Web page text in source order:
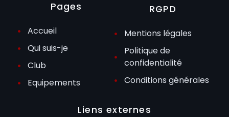
Pages
Accueil
Qui suis-je
Club
Equipements
RGPD
Mentions légales
Politique de
confidentialité
Conditions générales
Liens externes